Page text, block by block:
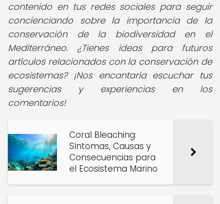
contenido en tus redes sociales para seguir
concienciando sobre la importancia de la
conservación de la biodiversidad en el
Mediterráneo. ¿Tienes ideas para futuros
artículos relacionados con la conservación de
ecosistemas? ¡Nos encantaría escuchar tus
sugerencias y experiencias en los
comentarios!
Coral Bleaching:
Síntomas, Causas y
Consecuencias para
el Ecosistema Marino